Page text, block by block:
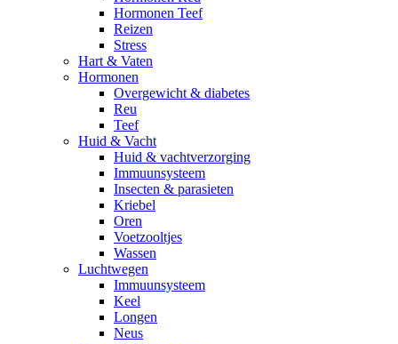
Hormonen Teef
Reizen
Stress
Hart & Vaten
Hormonen
Overgewicht & diabetes
Reu
Teef
Huid & Vacht
Huid & vachtverzorging
Immuunsysteem
Insecten & parasieten
Kriebel
Oren
Voetzooltjes
Wassen
Luchtwegen
Immuunsysteem
Keel
Longen
Neus